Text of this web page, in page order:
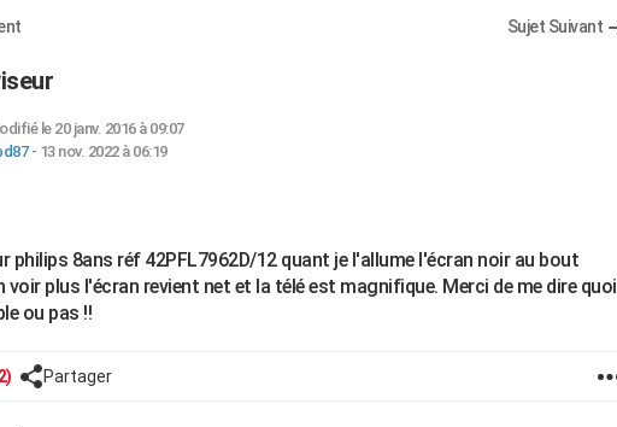
Sujet Suivant
le 20 janv. 2016 à 09:07
- 13 nov. 2022 à 06:19
philips 8ans réf 42PFL7962D/12 quant je l'allume l'écran noir au bout
voir plus l'écran revient net et la télé est magnifique. Merci de me dire quoi
ou pas !!
Partager